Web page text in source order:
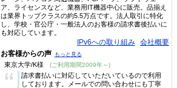
ア、ライセンスなど、業務用IT機器中心に販売。品揃え
は業界トップクラスの約5.5万点です。法人取引に特化
し、学校・官公庁・一般法人のお客様の請求書後払いに
も対応しています。
IPv6への取り組み 会社概要
お客様からの声 もっと見る
東京大学/K様 (ご利用期間2009年～)
請求書払いに対応していただいているので利用
しております。メールでの問い合わせにも丁寧